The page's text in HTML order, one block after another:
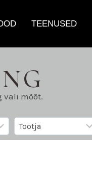
TEENUSED
vali mõõt.